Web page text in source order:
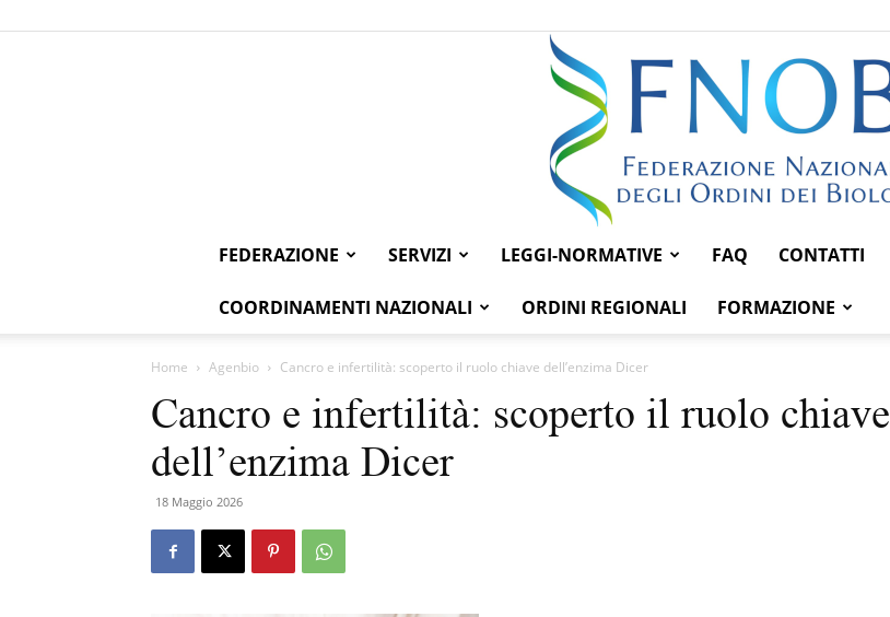
Federazione
FEDERAZIONE SERVIZI LEGGI-NORMATIVE FAQ CONTATTI
COORDINAMENTI NAZIONALI ORDINI REGIONALI FORMAZIONE
Home Agenbio Cancro e infertilità: scoperto il ruolo chiave dell’enzima Dicer
Cancro e infertilità: scoperto il ruolo chiave
dell’enzima Dicer
18 Maggio 2026